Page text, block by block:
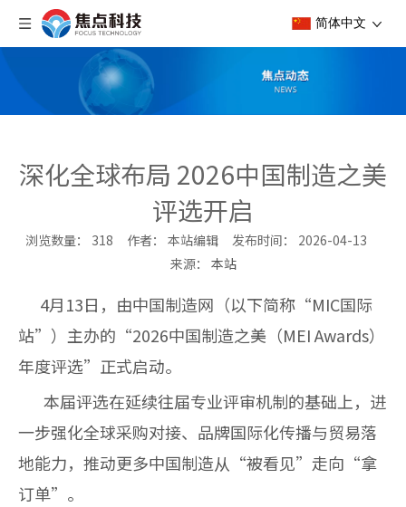
简体中文
深化全球布局 2026中国制造之美
评选开启
浏览数量： 318 作者： 本站编辑 发布时间： 2026-04-13
来源： 本站
4月13日，由中国制造网（以下简称“MIC国际
站”）主办的“2026中国制造之美（MEI Awards）
年度评选”正式启动。
本届评选在延续往届专业评审机制的基础上，进
一步强化全球采购对接、品牌国际化传播与贸易落
地能力，推动更多中国制造从“被看见”走向“拿
订单”。